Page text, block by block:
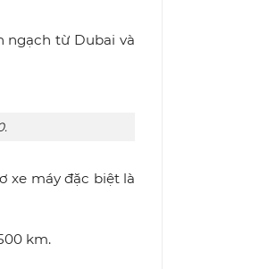
ngạch từ Dubai và
xe máy đặc biệt là
km.